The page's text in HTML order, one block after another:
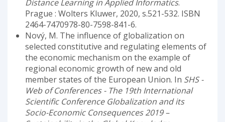
Distance Learning in Applied Informatics.
Prague : Wolters Kluwer, 2020, s.521-532. ISBN
2464-7470978-80-7598-841-6.
Nový, M. The influence of globalization on
selected constitutive and regulating elements of
the economic mechanism on the example of
regional economic growth of new and old
member states of the European Union. In SHS -
Web of Conferences - The 19th International
Scientific Conference Globalization and its
Socio-Economic Consequences 2019 –